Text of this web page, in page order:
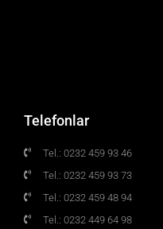
Telefonlar
Tel.: 0232 459 93 46
Tel.: 0232 459 93 73
Tel.: 0232 459 48 94
Tel.: 0232 449 64 98